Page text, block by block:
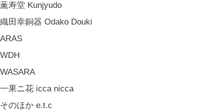
薫寿堂 Kunjyudo
織田幸銅器 Odako Douki
ARAS
WDH
WASARA
一果ニ花 icca nicca
そのほか e.t.c